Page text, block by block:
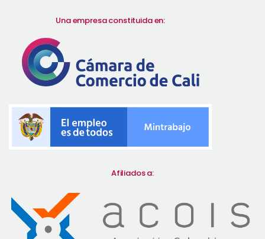
Una empresa constituida en:
Afiliados a: